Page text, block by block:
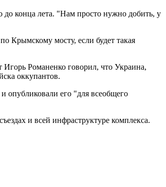
до конца лета. "Нам просто нужно добить, у
Крымскому мосту, если будет такая
Игорь Романенко говорил, что Украина,
оккупантов.
опубликовали его "для всеобщего
и всей инфраструктуре комплекса.